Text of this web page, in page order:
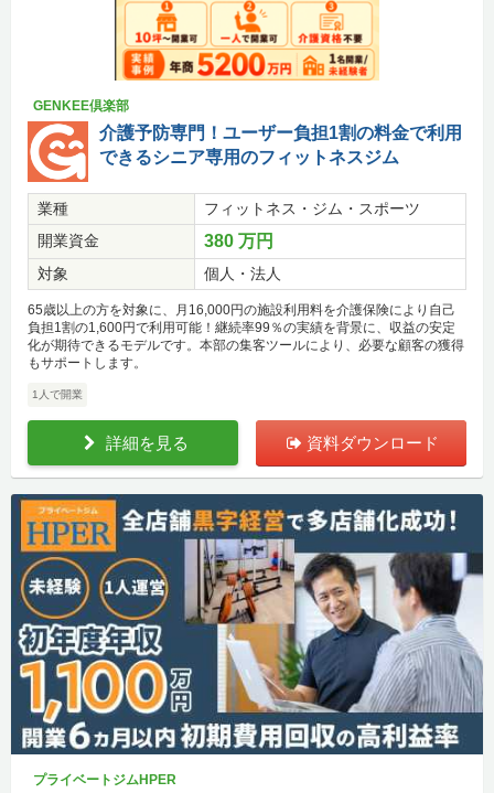
GENKEE倶楽部
介護予防専門！ユーザー負担1割の料金で利用
できるシニア専用のフィットネスジム
業種
フィットネス・ジム・スポーツ
開業資金
380 万円
対象 個人・法人
65歳以上の方を対象に、月16,000円の施設利用料を介護保険により自己
負担1割の1,600円で利用可能！継続率99％の実績を背景に、収益の安定
化が期待できるモデルです。本部の集客ツールにより、必要な顧客の獲得
もサポートします。
1人で開業
詳細を見る 資料ダウンロード
プライベートジムHPER